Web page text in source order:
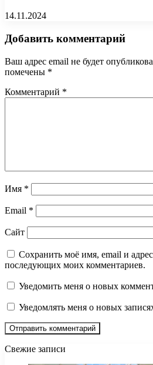
14.11.2024
Добавить комментарий
Ваш адрес email не будет
помечены *
Комментарий *
Имя *
Email *
Сайт
Сохранить моё имя, email и
последующих моих комментариев.
Уведомить меня о новых
Уведомлять меня о новых
Свежие записи